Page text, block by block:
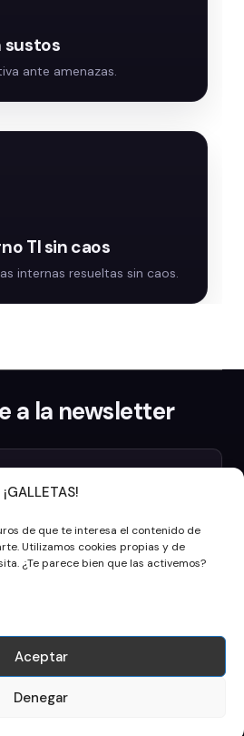
¡GALLETAS!
de que te interesa el contenido de
Utilizamos cookies propias y de
¿Te parece bien que las activemos?
Aceptar
Denegar
sustos
TI sin caos
a la newsletter
privacidad
Instagram